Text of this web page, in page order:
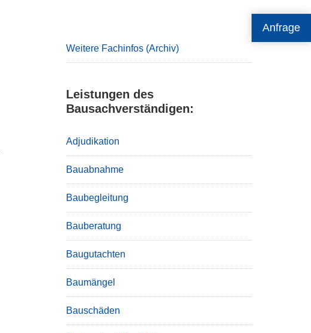
Anfrage
Weitere Fachinfos (Archiv)
Leistungen des
Bausachverständigen:
Adjudikation
Bauabnahme
Baubegleitung
Bauberatung
Baugutachten
Baumängel
Bauschäden